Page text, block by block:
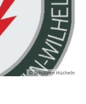
© Schützen Hücheln